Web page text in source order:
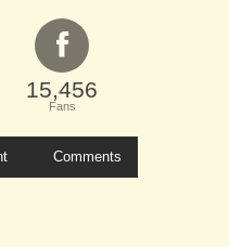
15,456
Fans
Comments